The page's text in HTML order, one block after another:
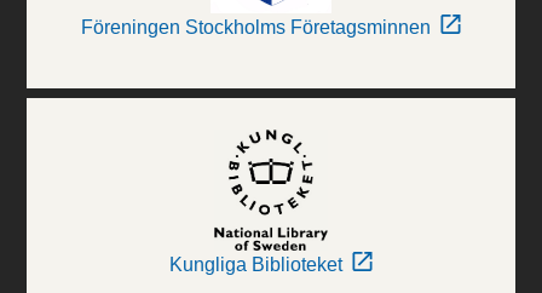
Föreningen Stockholms Företagsminnen
Kungliga Biblioteket